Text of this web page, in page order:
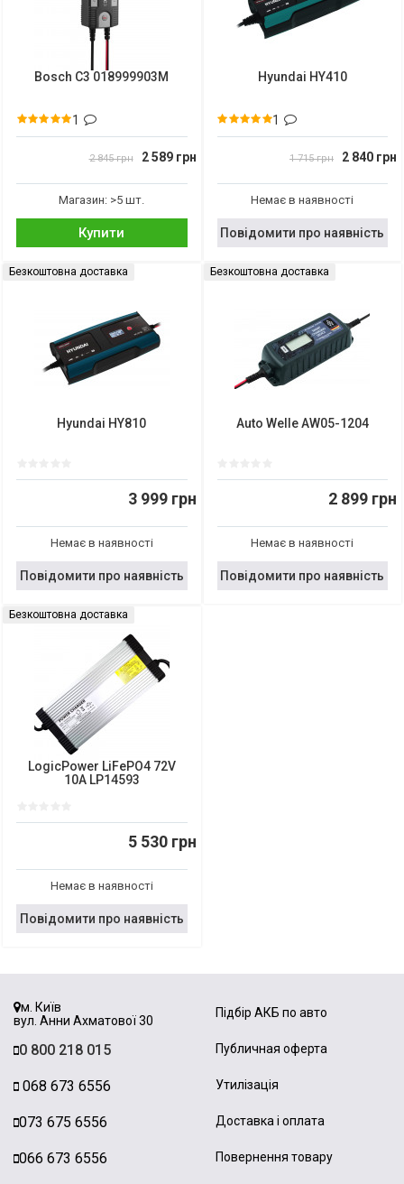
Bosch C3 018999903M
1
2 845 грн 2 589 грн
Магазин: >5 шт.
Купити
Hyundai HY410
1
1 715 грн 2 840 грн
Немає в наявності
Повідомити про наявність
Безкоштовна доставка
Hyundai HY810
3 999 грн
Немає в наявності
Повідомити про наявність
Безкоштовна доставка
Auto Welle AW05-1204
2 899 грн
Немає в наявності
Повідомити про наявність
Безкоштовна доставка
LogicPower LiFePO4 72V
10A LP14593
5 530 грн
Немає в наявності
Повідомити про наявність
м. Київ
вул. Анни Ахматової 30
0 800 218 015
068 673 6556
073 675 6556
066 673 6556
Підбір АКБ по авто
Публичная оферта
Утилізація
Доставка і оплата
Повернення товару